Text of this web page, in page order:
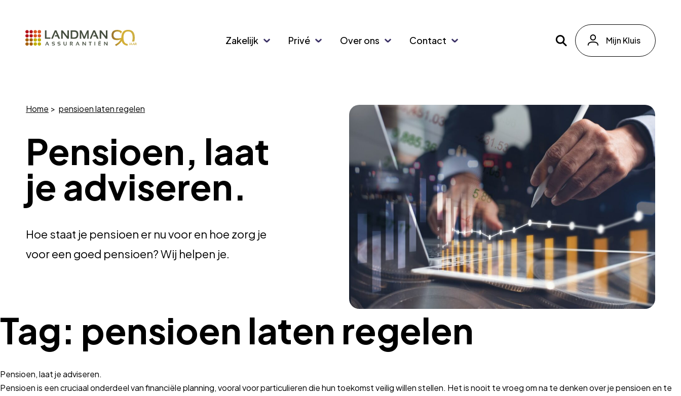
Zakelijk Privé Over ons Contact Mijn Kluis
Home pensioen laten regelen
Pensioen, laat
je adviseren.
Hoe staat je pensioen er nu voor en hoe zorg je
voor een goed pensioen? Wij helpen je.
Tag: pensioen laten regelen
Pensioen, laat je adviseren.
Pensioen is een cruciaal onderdeel van financiële planning, vooral voor particulieren die hun toekomst veilig willen stellen. Het is nooit te vroeg om na te denken over je pensioen en te